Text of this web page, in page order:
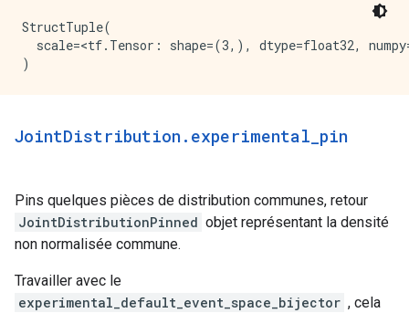
StructTuple(
scale=<tf.Tensor: shape=(3,), dtype=float32,
JointDistribution . experimental pin
Pins quelques pièces de distribution communes, retour
JointDistributionPinned objet représentant la densité
non normalisée commune.
Travailler avec le
experimental_default_event_space_bijector , cela